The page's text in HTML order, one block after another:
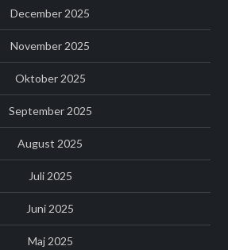
December 2025
November 2025
Oktober 2025
September 2025
August 2025
Juli 2025
Juni 2025
Maj 2025